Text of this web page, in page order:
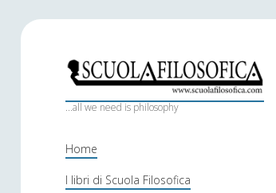
S
c
o
...all we need is philosophy
Home
I libri di Scuola Filosofica